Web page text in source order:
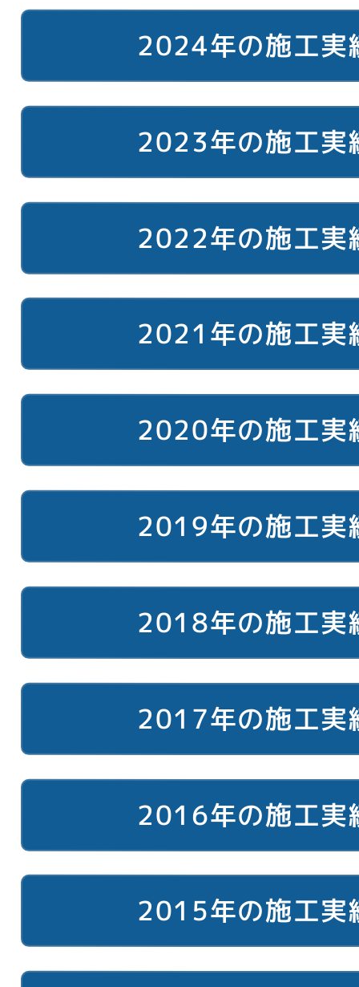
2024年の施工実
2023年の施工実
2022年の施工実
2021年の施工実
2020年の施工実
2019年の施工実
2018年の施工実
2017年の施工実
2016年の施工実
2015年の施工実